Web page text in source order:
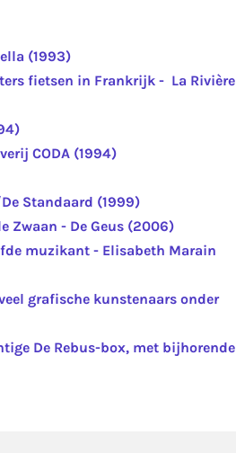
(1993)
fietsen in Frankrijk - La Rivière
CODA (1994)
Standaard (1999)
Zwaan - De Geus (2006)
muzikant - Elisabeth Marain
grafische kunstenaars onder
De Rebus-box, met bijhorende